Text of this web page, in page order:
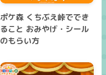
ポケ森 くちぶえ峠ででき
ること おみやげ・シール
のもらい方